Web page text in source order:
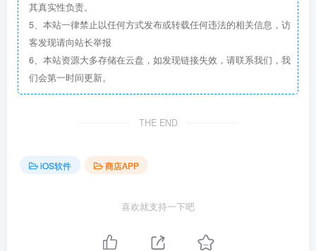
其真实性负责。
5、本站一律禁止以任何方式发布或转载任何违法的相关信息，访
客发现请向站长举报
6、本站资源大多存储在云盘，如发现链接失效，请联系我们，我
们会第一时间更新。
THE END
iOS软件 商店APP
喜欢就支持一下吧